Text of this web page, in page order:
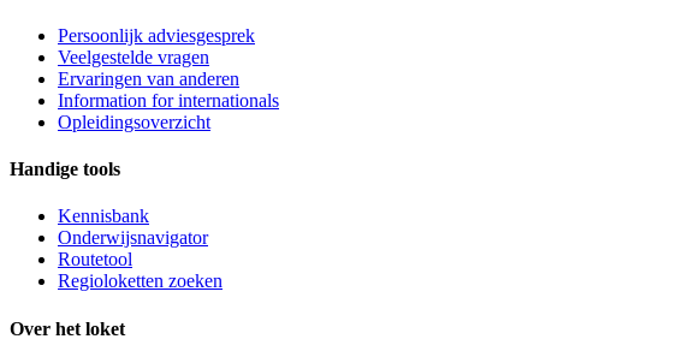
Persoonlijk adviesgesprek
Veelgestelde vragen
Ervaringen van anderen
Information for internationals
Opleidingsoverzicht
Handige tools
Kennisbank
Onderwijsnavigator
Routetool
Regioloketten zoeken
Over het loket